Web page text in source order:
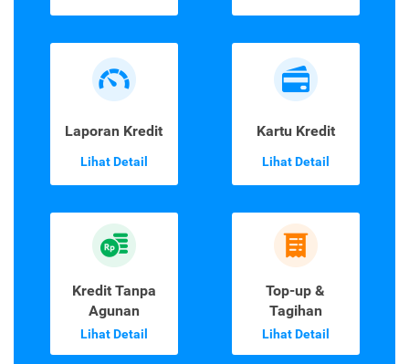
Laporan Kredit
Lihat Detail
Kartu Kredit
Lihat Detail
Kredit Tanpa
Agunan
Lihat Detail
Top-up &
Tagihan
Lihat Detail